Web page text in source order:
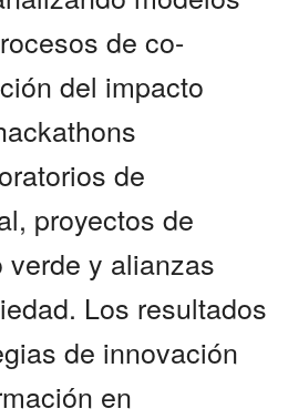
de co-
del impacto
de
proyectos de
verde y alianzas
Los resultados
de innovación
en